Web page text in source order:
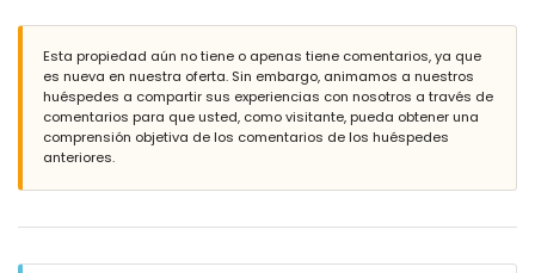
Esta propiedad aún no tiene o apenas tiene comentarios, ya que
es nueva en nuestra oferta. Sin embargo, animamos a nuestros
huéspedes a compartir sus experiencias con nosotros a través de
comentarios para que usted, como visitante, pueda obtener una
comprensión objetiva de los comentarios de los huéspedes
anteriores.